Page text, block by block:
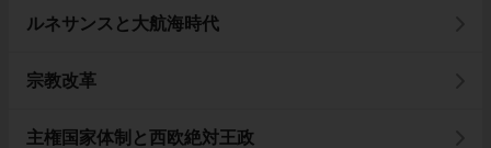
ルネサンスと大航海時代
宗教改革
主権国家体制と西欧絶対王政